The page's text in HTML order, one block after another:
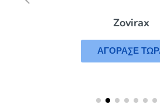
Zovirax
ΑΓΟΡΑΣΕ